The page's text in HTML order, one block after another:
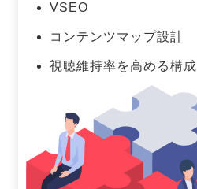
VSEO
コンテンツマップ設計
視聴維持率を高める構成